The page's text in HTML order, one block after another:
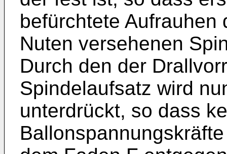
befürchtete Aufrauhen
Nuten versehenen
Durch den der
Spindelaufsatz wird
unterdrückt, so dass